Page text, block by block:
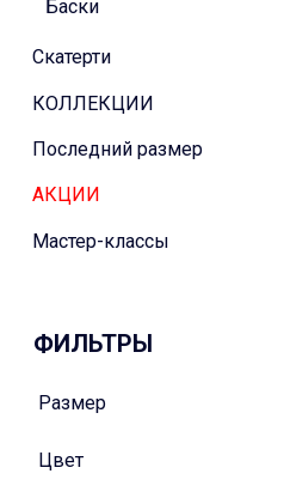
Баски
Скатерти
КОЛЛЕКЦИИ
Последний размер
АКЦИИ
Мастер-классы
ФИЛЬТРЫ
Размер
Цвет